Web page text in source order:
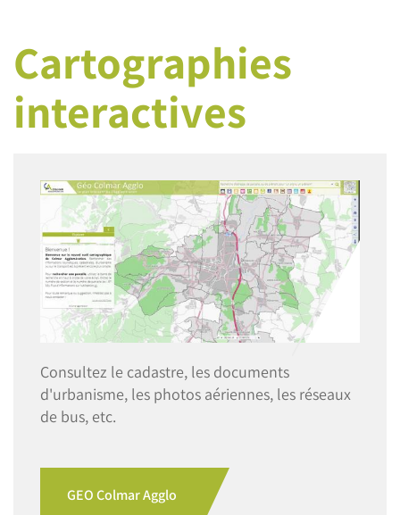
Cartographies
interactives
Image
Consultez le cadastre, les documents
d'urbanisme, les photos aériennes, les réseaux
de bus, etc.
GEO Colmar Agglo